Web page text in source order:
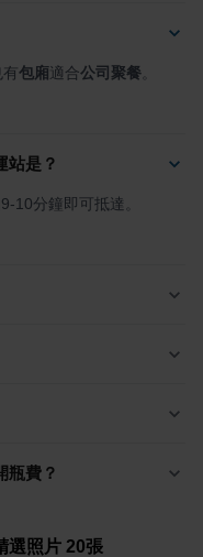
有包廂適合公司聚餐
站是？
10分鐘即可抵達。
瓶費？
選照片 20張